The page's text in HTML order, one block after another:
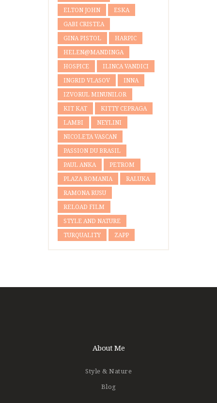
ELTON JOHN ESKA
GABI CRISTEA
GINA PISTOL HARPIC
HELEN@MANDINGA
HOSPICE ILINCA VANDICI
INGRID VLASOV INNA
IZVORUL MINUNILOR
KIT KAT KITTY CEPRAGA
LAMBI NEYLINI
NICOLETA VASCAN
PASSION DU BRASIL
PAUL ANKA PETROM
PLAZA ROMANIA RALUKA
RAMONA RUSU
RELOAD FILM
STYLE AND NATURE
TURQUALITY ZAPP
About Me
Style & Nature
Blog